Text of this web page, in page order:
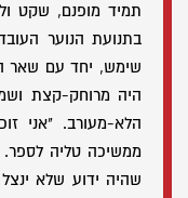
תמיד מופנם, שקט
בתנועת הנוער
שימש, יחד עם שאר
היה מרוחק-קצת
הלא-מעורב. "אני
ממשיכה טליה
שהיה ידוע שלא